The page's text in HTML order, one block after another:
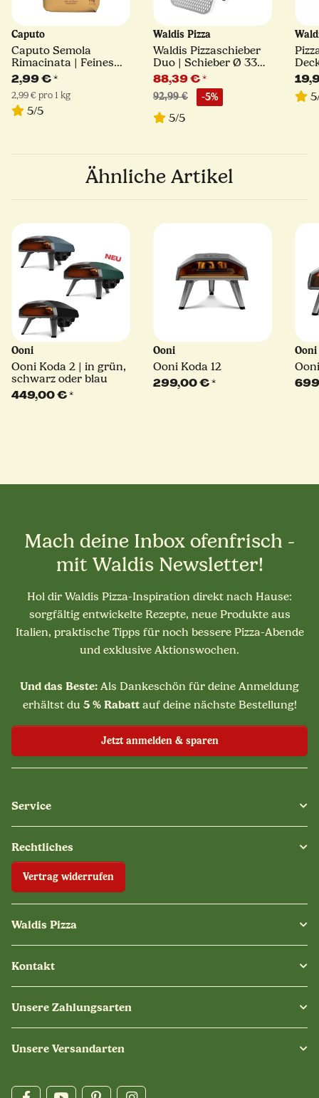
Caputo
Caputo Semola
Rimacinata | Feines
Hartweizengrieß | 1kg
2,99 €*
2,99 € pro 1 kg
5/5
Waldis Pizza
Waldis Pizzaschieber
Duo | Schieber Ø 33
cm + Turning Peel Ø 17
88,39 €*
92,99 € -5%
5/5
Ähnliche Artikel
Ooni
Ooni Koda 2 | in grün,
schwarz oder blau
449,00 €*
Ooni
Ooni Koda 12
299,00 €*
Ooni
Mach deine Inbox ofenfrisch -
mit Waldis Newsletter!
Hol dir Waldis Pizza-Inspiration direkt nach Hause:
sorgfältig entwickelte Rezepte, neue Produkte aus
Italien, praktische Tipps für noch bessere Pizza-Abende
und exklusive Aktionswochen.
Und das Beste: Als Dankeschön für deine Anmeldung
erhältst du 5 % Rabattauf deine nächste Bestellung!
Jetzt anmelden & sparen
Service
Rechtliches
Vertrag widerrufen
Waldis Pizza
Kontakt
Unsere Zahlungsarten
Unsere Versandarten